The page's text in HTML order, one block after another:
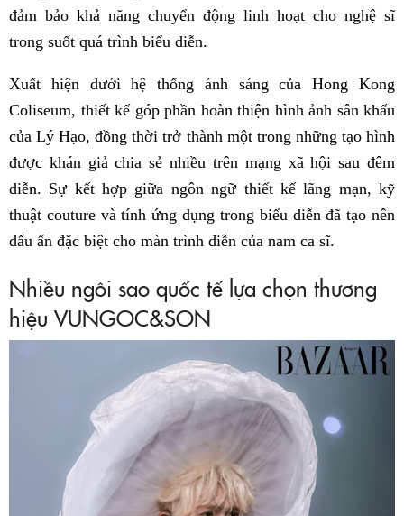
đảm bảo khả năng chuyển động linh hoạt cho nghệ sĩ
trong suốt quá trình biểu diễn.
Xuất hiện dưới hệ thống ánh sáng của Hong Kong
Coliseum, thiết kế góp phần hoàn thiện hình ảnh sân khấu
của Lý Hạo, đồng thời trở thành một trong những tạo hình
được khán giả chia sẻ nhiều trên mạng xã hội sau đêm
diễn. Sự kết hợp giữa ngôn ngữ thiết kế lãng mạn, kỹ
thuật couture và tính ứng dụng trong biểu diễn đã tạo nên
dấu ấn đặc biệt cho màn trình diễn của nam ca sĩ.
Nhiều ngôi sao quốc tế lựa chọn thương
hiệu VUNGOC&SON